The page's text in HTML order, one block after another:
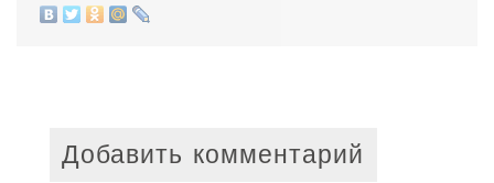
Добавить комментарий